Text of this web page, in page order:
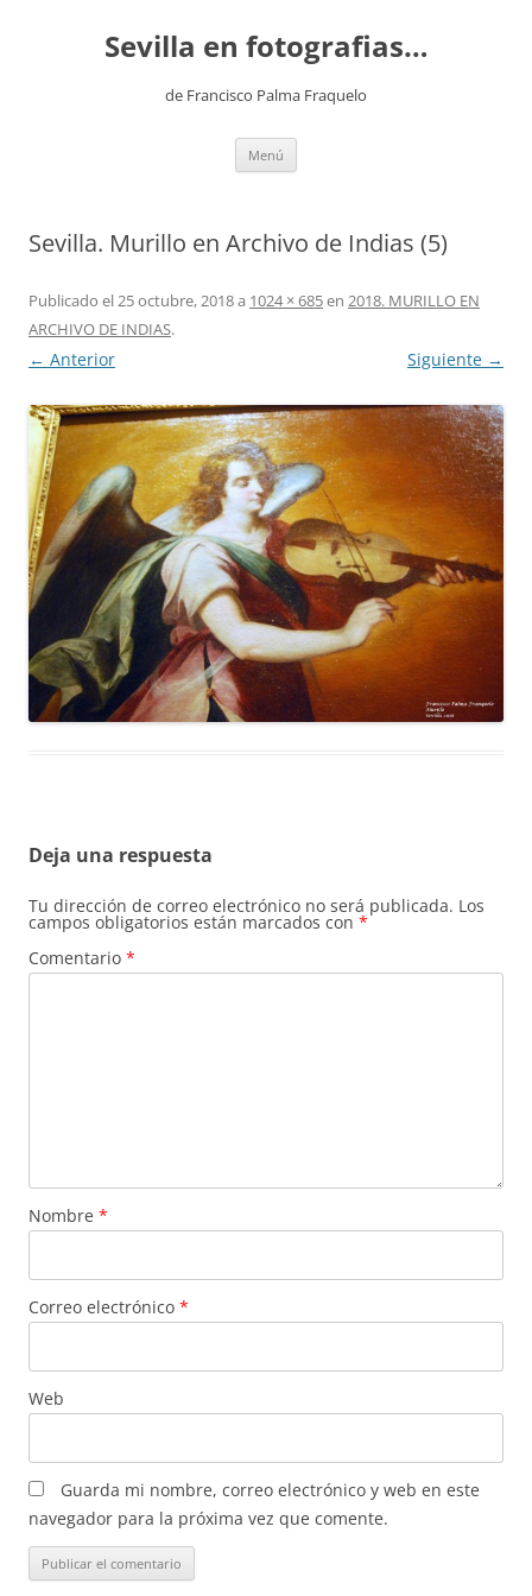
contenidoSevilla en fotografias…
de Francisco Palma Fraquelo
Menú
Sevilla. Murillo en Archivo de Indias (5)
Publicado el25 octubre, 2018a 1024 × 685en 2018. MURILLO EN
ARCHIVO DE INDIAS.
← Anterior Siguiente →
Deja una respuesta
Tu dirección de correo electrónico no será publicada. Los
campos obligatorios están marcados con *
Comentario *
Nombre *
Correo electrónico *
Web
Guarda mi nombre, correo electrónico y web en este
navegador para la próxima vez que comente.